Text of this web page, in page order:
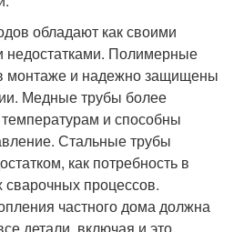
обладают как своими
недостатками. Полимерные
монтаже и надежно защищены
Медные трубы более
и способны
Стальные трубы
как потребность в
процессов.
частного дома должна